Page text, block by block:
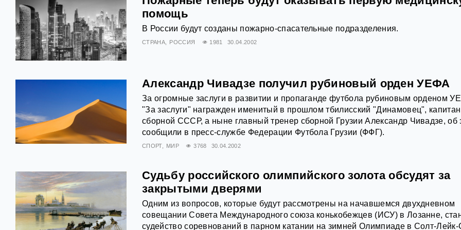
помощь
В России будут созданы пожарно-спасательные подразделения.
СТРАНА РОССИЯ 1981 30.04.2002
Александр Чивадзе получил рубиновый орден УЕФА
За огромные заслуги в развитии и пропаганде футбола рубиновым орденом
"За заслуги" награжден именитый в прошлом тбилисский "Динамовец", капитан
сборной СССР, а ныне главный тренер сборной Грузии Александр Чивадзе, об
сообщили в пресс-службе Федерации Футбола Грузии (ФФГ).
СПОРТ МИР 3768 30.04.2002
Судьбу российского олимпийского золота обсудят за
закрытыми дверями
Одним из вопросов, которые будут рассмотрены на начавшемся двухдневном
совещании Совета Международного союза конькобежцев (ИСУ) в Лозанне,
судейство соревнований в парном катании на зимней Олимпиаде в Солт-Лейк-